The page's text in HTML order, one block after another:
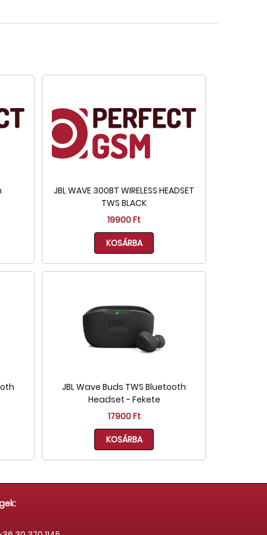
JBL WAVE 300BT WIRELESS HEADSET
TWS BLACK
19900 Ft
KOSÁRBA
JBL Wave Buds TWS Bluetooth
Headset - Fekete
17900 Ft
KOSÁRBA